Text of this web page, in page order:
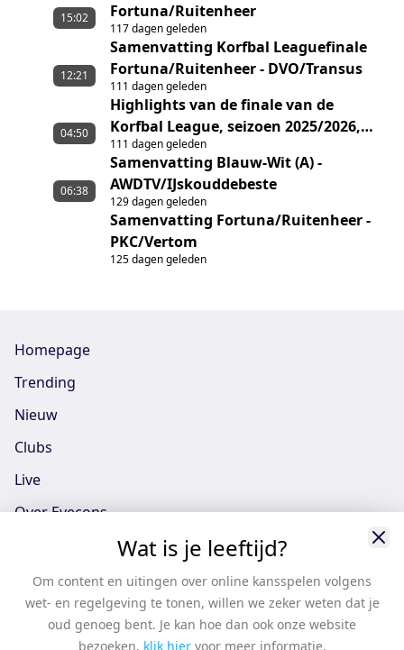
Fortuna/Ruitenheer
117 dagen geleden
15:02
Samenvatting Korfbal Leaguefinale
Fortuna/Ruitenheer - DVO/Transus
111 dagen geleden
12:21
Highlights van de finale van de
Korfbal League, seizoen 2025/2026,
tussen Fortuna/Ruitenheer en
DVO/Transus
111 dagen geleden
04:50
Samenvatting Blauw-Wit (A) -
AWDTV/IJskouddebeste
129 dagen geleden
06:38
Samenvatting Fortuna/Ruitenheer -
PKC/Vertom
125 dagen geleden
Homepage
Trending
Nieuw
Clubs
Live
Over Eyecons
Eyecons App - iOS
Eyecons App - Android
Vacatures
Wat is je leeftijd?
Om content en uitingen over online kansspelen volgens
wet- en regelgeving te tonen, willen we zeker weten dat je
oud genoeg bent. Je kan hoe dan ook onze website
bezoeken, klik hier voor meer informatie.